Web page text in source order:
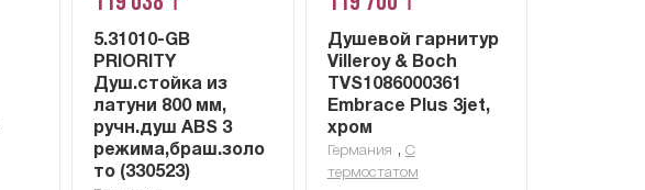
5.31010-GB
PRIORITY
Душ.стойка из
латуни 800 мм,
ручн.душ ABS 3
режима,браш.золо
то (330523)
Душевой гарнитур
Villeroy & Boch
TVS1086000361
Embrace Plus 3jet,
хром
Германия , С
термостатом